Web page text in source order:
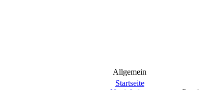
Allgemein
Startseite